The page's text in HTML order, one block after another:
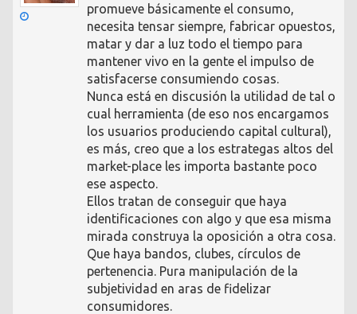
promueve básicamente el consumo,
necesita tensar siempre, fabricar opuestos,
matar y dar a luz todo el tiempo para
mantener vivo en la gente el impulso de
satisfacerse consumiendo cosas.
Nunca está en discusión la utilidad de tal o
cual herramienta (de eso nos encargamos
los usuarios produciendo capital cultural),
es más, creo que a los estrategas altos del
market-place les importa bastante poco
ese aspecto.
Ellos tratan de conseguir que haya
identificaciones con algo y que esa misma
mirada construya la oposición a otra cosa.
Que haya bandos, clubes, círculos de
pertenencia. Pura manipulación de la
subjetividad en aras de fidelizar
consumidores.